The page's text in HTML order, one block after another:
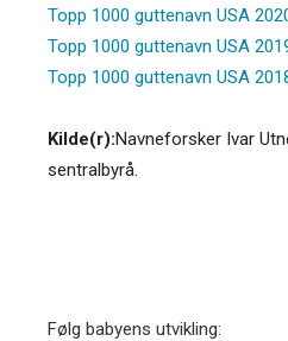
Topp 1000 guttenavn USA
Topp 1000 guttenavn USA
Topp 1000 guttenavn USA
Kilde(r):Navneforsker Ivar
sentralbyrå.
Følg babyens utvikling: